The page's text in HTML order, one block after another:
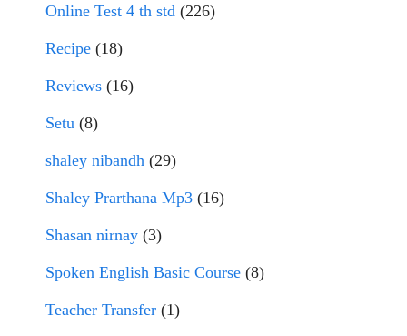
Online Test 4 th std (226)
Recipe (18)
Reviews (16)
Setu (8)
shaley nibandh (29)
Shaley Prarthana Mp3 (16)
Shasan nirnay (3)
Spoken English Basic Course (8)
Teacher Transfer (1)